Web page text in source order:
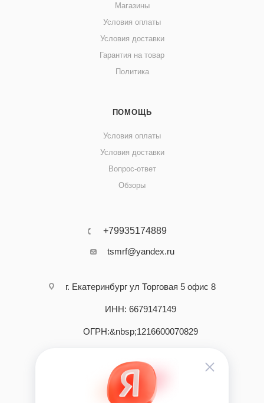
Магазины
Условия оплаты
Условия доставки
Гарантия на товар
Политика
ПОМОЩЬ
Условия оплаты
Условия доставки
Вопрос-ответ
Обзоры
+79935174889
tsmrf@yandex.ru
г. Екатеринбург ул Торговая 5 офис 8
ИНН: 6679147149
ОГРН:&nbsp;1216600070829